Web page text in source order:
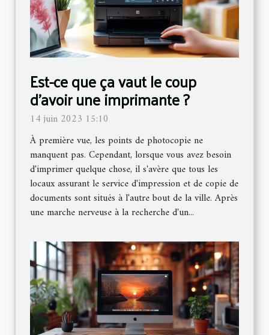
Est-ce que ça vaut le coup
d'avoir une imprimante ?
14 juin 2023 15:10
À première vue, les points de photocopie ne
manquent pas. Cependant, lorsque vous avez besoin
d'imprimer quelque chose, il s'avère que tous les
locaux assurant le service d'impression et de copie de
documents sont situés à l'autre bout de la ville. Après
une marche nerveuse à la recherche d'un...